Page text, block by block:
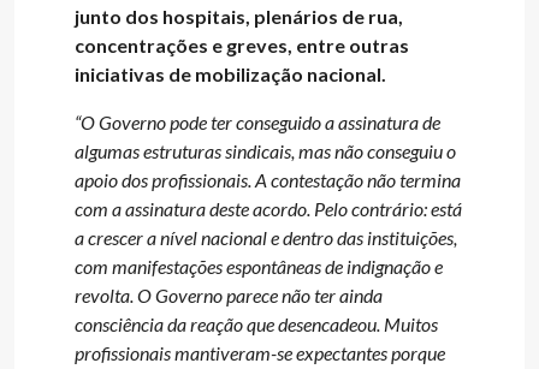
junto dos hospitais, plenários de rua,
concentrações e greves, entre outras
iniciativas de mobilização nacional.
“O Governo pode ter conseguido a assinatura de
algumas estruturas sindicais, mas não conseguiu o
apoio dos profissionais. A contestação não termina
com a assinatura deste acordo. Pelo contrário: está
a crescer a nível nacional e dentro das instituições,
com manifestações espontâneas de indignação e
revolta. O Governo parece não ter ainda
consciência da reação que desencadeou. Muitos
profissionais mantiveram-se expectantes porque